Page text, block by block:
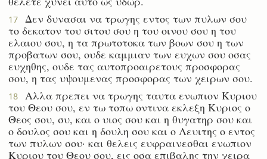
17
Δεν δυνασαι να τρωγης εντος των πυλων σου
το δεκατον του σιτου σου η του οινου σου η του
ελαιου σου, η τα πρωτοτοκα των βοων σου η των
προβατων σου, ουδε καμμιαν των ευχων σου οσας
ευχηθης, ουδε τας αυτοπροαιρετους προσφορας
σου, η τας υψουμενας προσφορας των χειρων σου.
18
Αλλα πρεπει να τρωγης ταυτα ενωπιον Κυριου
του Θεου σου, εν τω τοπω οντινα εκλεξη Κυριος ο
Θεος σου, συ, και ο υιος σου και η θυγατηρ σου και
ο δουλος σου και η δουλη σου και ο Λευιτης ο εντος
των πυλων σου· και θελεις ευφραινεσθαι ενωπιον
Κυριου του Θεου σου, εις οσα επιβαλης την χειρα